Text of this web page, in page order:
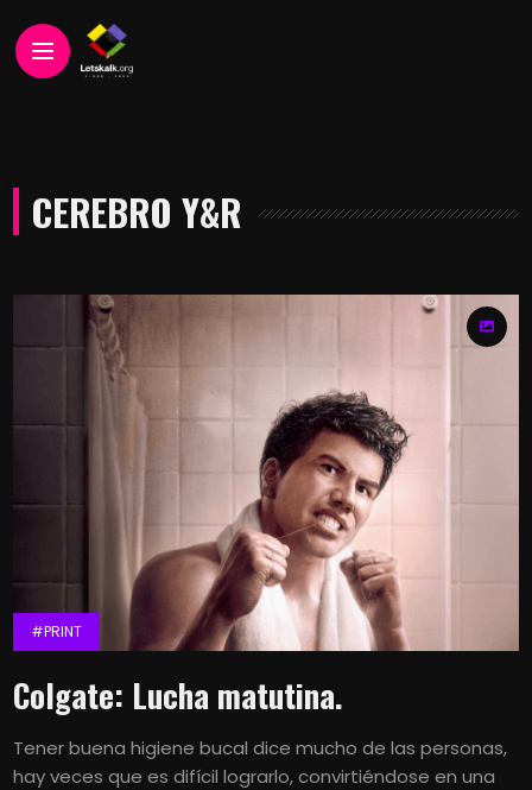
CEREBRO Y&R
#PRINT
Colgate: Lucha matutina.
Tener buena higiene bucal dice mucho de las personas,
hay veces que es difícil lograrlo, convirtiéndose en una